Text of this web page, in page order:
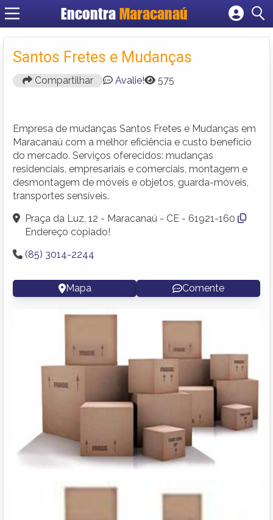
Encontra Maracanaú
Cadastrar empresa
Criar conta
Santos Fretes e Mudanças
Compartilhar Avalie! 575
Empresa de mudanças Santos Fretes e Mudanças em
Maracanaú com a melhor eficiência e custo benefício
do mercado. Serviços oferecidos: mudanças
residenciais, empresariais e comerciais, montagem e
desmontagem de móveis e objetos, guarda-móveis,
transportes sensíveis.
Praça da Luz, 12 - Maracanaú - CE - 61921-160
Endereço copiado!
(85) 3014-2244
Mapa Comente